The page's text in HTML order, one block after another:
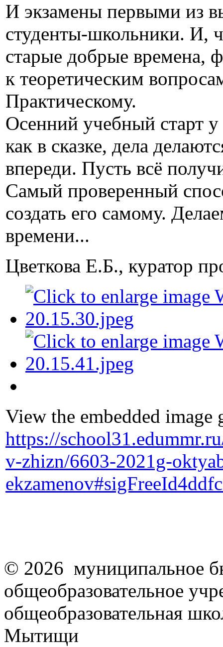
И экзамены первыми из
студенты-школьники. И,
старые добрые времена,
к теоретическим
Практическому.
Осенний учебный старт
как в сказке, дела
впереди. Пусть всё
Самый проверенный
создать его самому.
времени...
Цветкова Е.Б., куратор
View the embedded
https://
v-zhizn/6603-2021g-
© 2026 муниципальное
общеобразовательное
общеобразовательная
Мытищи